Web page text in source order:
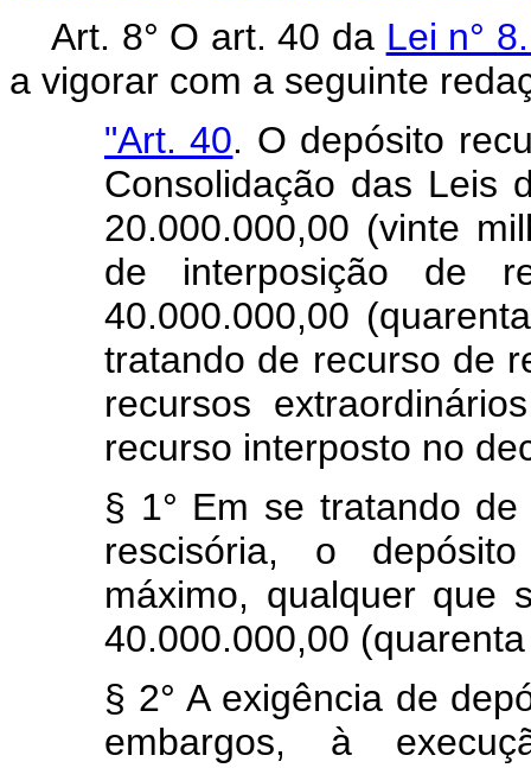
Art. 8° O art. 40 da Lei n°
a vigorar com a seguinte
"Art. 40. O depósito
Consolidação das Leis
20.000.000,00 (vinte
de interposição de
40.000.000,00
tratando de recurso de
recursos
recurso interposto no
§ 1° Em se tratando
rescisória, o
máximo, qualquer que
40.000.000,00
§ 2° A exigência de
embargos, à